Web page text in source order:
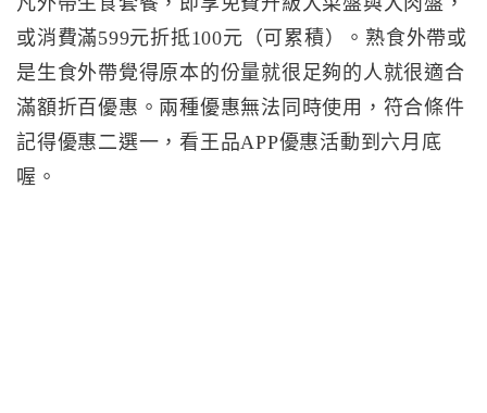
或消費滿599元折抵100元（可累積）。熟食外帶或
是生食外帶覺得原本的份量就很足夠的人就很適合
滿額折百優惠。兩種優惠無法同時使用，符合條件
記得優惠二選一，看王品APP優惠活動到六月底
喔。